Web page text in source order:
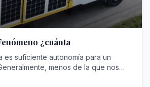
¿cuánta
es suficiente autonomía para un
menos de la que nos